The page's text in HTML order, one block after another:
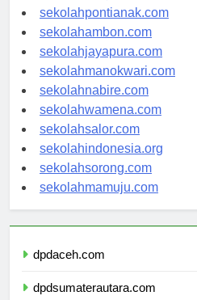
sekolahbanjarbaru.com
sekolahpontianak.com
sekolahambon.com
sekolahjayapura.com
sekolahmanokwari.com
sekolahnabire.com
sekolahwamena.com
sekolahsalor.com
sekolahindonesia.org
sekolahsorong.com